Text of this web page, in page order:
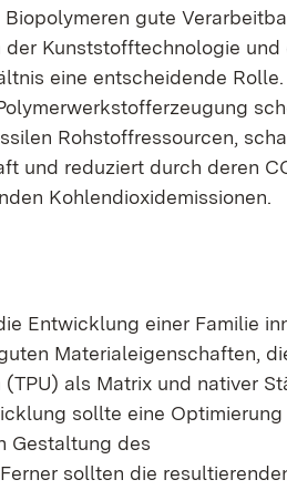
gute
Kunststofftechnologie und
eine entscheidende Rolle.
Rohstoffressourcen,
und reduziert durch deren
Kohlendioxidemissionen.
Entwicklung einer Familie
Materialeigenschaften,
als Matrix und nativer
sollte eine Optimierung
Gestaltung des
sollten die